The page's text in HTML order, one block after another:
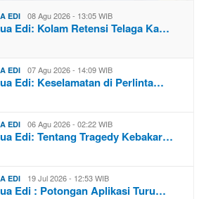
EDI 08 Agu 2026 - 13:05 WIB
Edi: Kolam Retensi Telaga Ka…
EDI 07 Agu 2026 - 14:09 WIB
Edi: Keselamatan di Perlinta…
EDI 06 Agu 2026 - 02:22 WIB
Edi: Tentang Tragedy Kebakar…
EDI 19 Jul 2026 - 12:53 WIB
Edi : Potongan Aplikasi Turu…